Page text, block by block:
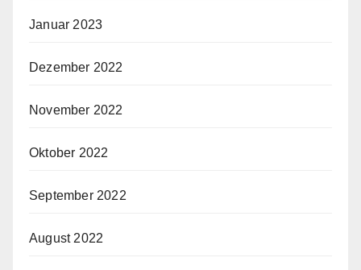
Januar 2023
Dezember 2022
November 2022
Oktober 2022
September 2022
August 2022